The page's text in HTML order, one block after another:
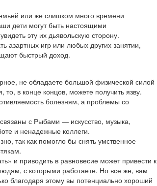
или же слишком много времени
дети могут быть настоящими
эту их дьявольскую сторону.
азартных игр или любых других занятии,
быстрый доход.
не обладаете большой физической силой
в конце концов, можете получить язву.
болезням, а проблемы со
с Рыбами — искусство, музыка,
и ненадежные коллеги.
так как помогло бы снять умственное
и приводить в равновесие может привести к
с которыми работаете. Но все же, вам
благодаря этому вы потенциально хороший